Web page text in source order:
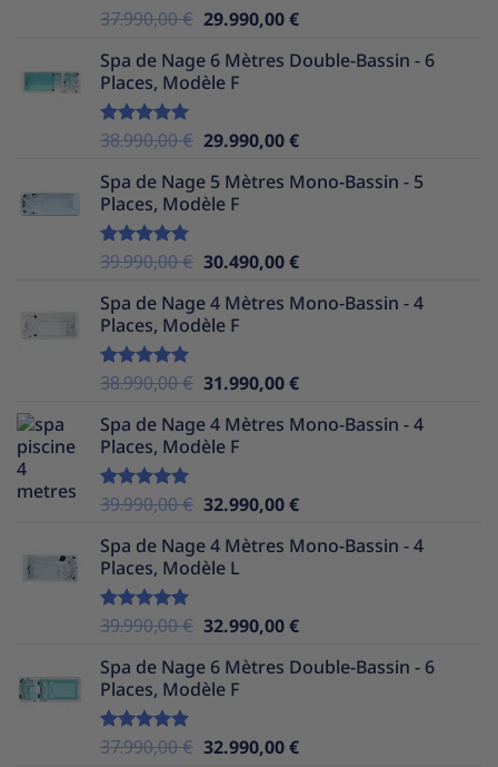
Note5.00
37.990,00€ Le
initial
était :
29.990,00€Le
actuel
Spa de Nage 6 Mètres Double-Bassin - 6
Places, Modèle F
Note5.00
38.990,00€ Le
initial
était :
29.990,00€Le
actuel
Spa de Nage 5 Mètres Mono-Bassin - 5
Places, Modèle F
Note5.00
39.990,00€ Le
initial
était :
30.490,00€Le
actuel
Spa de Nage 4 Mètres Mono-Bassin - 4
Places, Modèle F
Note5.00
38.990,00€ Le
initial
était :
31.990,00€Le
actuel
Spa de Nage 4 Mètres Mono-Bassin - 4
Places, Modèle F
Note5.00
39.990,00€ Le
initial
était :
32.990,00€Le
actuel
Spa de Nage 4 Mètres Mono-Bassin - 4
Places, Modèle L
Note5.00
39.990,00€ Le
initial
était :
32.990,00€Le
actuel
Spa de Nage 6 Mètres Double-Bassin - 6
Places, Modèle F
Note5.00
37.990,00€ Le
32.990,00€Le